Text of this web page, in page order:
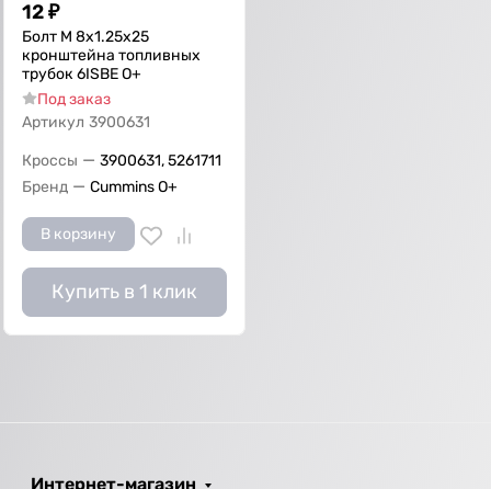
12₽
Болт M 8х1.25х25
кронштейна топливных
трубок 6ISBE О+
Под заказ
Артикул 3900631
Кроссы — 3900631, 5261711
Бренд — Cummins O+
В корзину
Купить в 1 клик
Интернет-магазин